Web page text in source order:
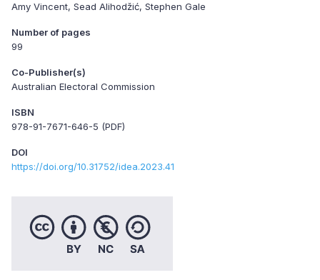
Amy Vincent, Sead Alihodžić, Stephen Gale
Number of pages
99
Co-Publisher(s)
Australian Electoral Commission
ISBN
978-91-7671-646-5 (PDF)
DOI
https://doi.org/10.31752/idea.2023.41